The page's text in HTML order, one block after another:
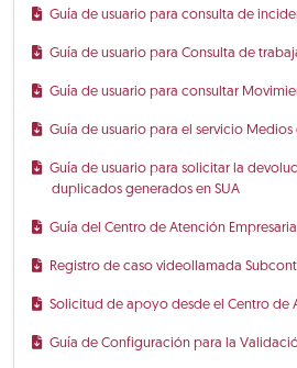
Guía de usuario para consulta de
Guía de usuario para Consulta de
Guía de usuario para consultar
Guía de usuario para el servicio
Guía de usuario para solicitar la
duplicados generados en SUA
Guía del Centro de Atención
Registro de caso videollamada
Solicitud de apoyo desde el Centro de
Guía de Configuración para la